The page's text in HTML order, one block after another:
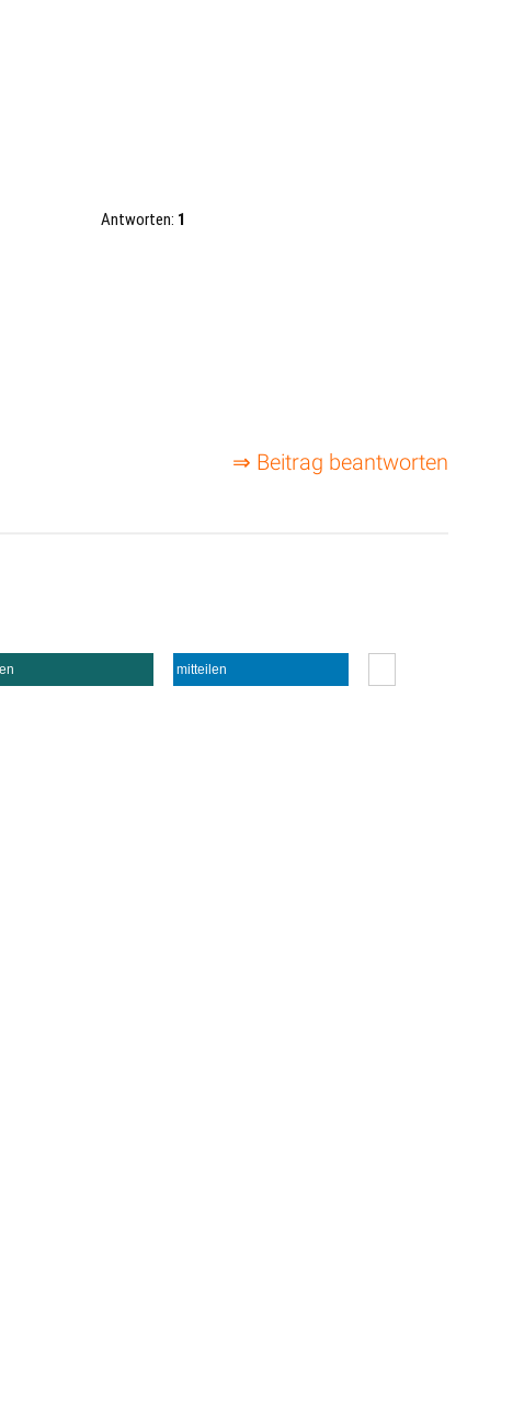
Antworten: 1
⇒ Beitrag beantworten
mitteilen